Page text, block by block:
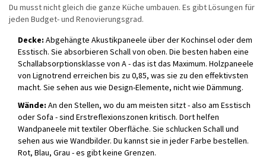
Du musst nicht gleich die ganze Küche umbauen. Es gibt Lösungen für
jeden Budget- und Renovierungsgrad.
Decke: Abgehängte Akustikpaneele über der Kochinsel oder dem
Esstisch. Sie absorbieren Schall von oben. Die besten haben eine
Schallabsorptionsklasse von A - das ist das Maximum. Holzpaneele
von Lignotrend erreichen bis zu 0,85, was sie zu den effektivsten
macht. Sie sehen aus wie Design-Elemente, nicht wie Dämmung.
Wände: An den Stellen, wo du am meisten sitzt - also am Esstisch
oder Sofa - sind Erstreflexionszonen kritisch. Dort helfen
Wandpaneele mit textiler Oberfläche. Sie schlucken Schall und
sehen aus wie Wandbilder. Du kannst sie in jeder Farbe bestellen.
Rot, Blau, Grau - es gibt keine Grenzen.